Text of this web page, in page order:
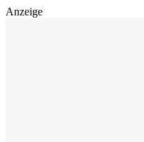
Anzeige